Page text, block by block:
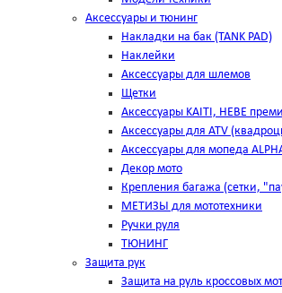
Аксессуары и тюнинг
Накладки на бак (TANK PAD)
Наклейки
Аксессуары для шлемов
Щетки
Аксессуары KAITI, HEBE
Аксессуары для ATV
Аксессуары для мопеда
Декор мото
Крепления багажа (сетки,
МЕТИЗЫ для мототехники
Ручки руля
ТЮНИНГ
Защита рук
Защита на руль кроссовых